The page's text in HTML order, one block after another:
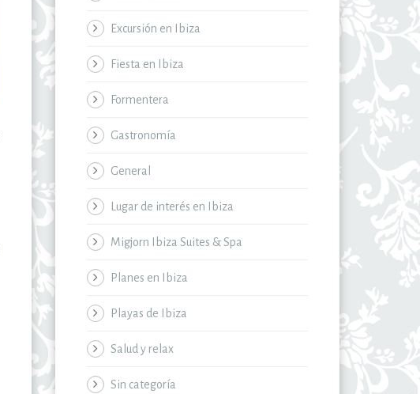
Excursión en Ibiza
Fiesta en Ibiza
Formentera
Gastronomía
General
Lugar de interés en Ibiza
Migjorn Ibiza Suites & Spa
Planes en Ibiza
Playas de Ibiza
Salud y relax
Sin categoría